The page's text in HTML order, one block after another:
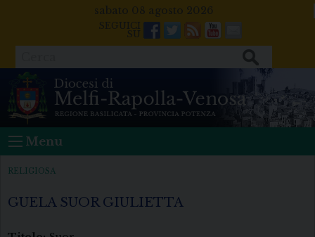
sabato 08 agosto 2026
Facebook
Twitter
FeedsYoutube
Mail
Menu
RELIGIOSA
GUELA SUOR GIULIETTA